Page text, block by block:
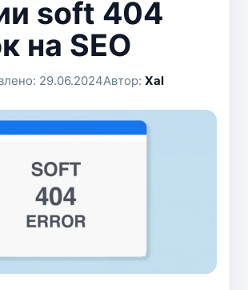
soft 404
на SEO
29.06.2024Автор: Xal